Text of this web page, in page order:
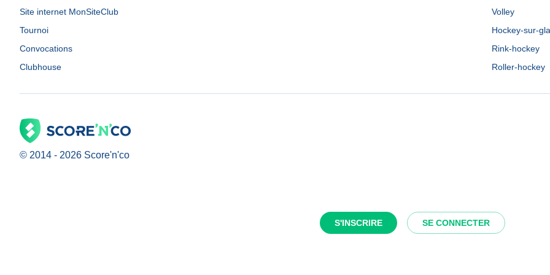
S'INSCRIRE SE CONNECTER
Site internet MonSiteClub
Tournoi
Convocations
Clubhouse
Volley
Hockey-sur-
Rink-hockey
Roller-hockey
© 2014 - 2026 Score'n'co